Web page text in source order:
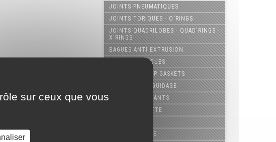
JOINTS PNEUMATIQUES
JOINTS TORIQUES - O'RINGS
JOINTS QUADRILOBES - QUAD'RINGS -
X'RINGS
BAGUES ANTI-EXTRUSION
JOINTS STATIQUES
JOINTS PIP - PIP GASKETS
ELÉMENTS DE GUIDAGE
JOINTS TOURNANTS
JOINTS CASSETTE
JOINTS À GLACE
sur ceux que vous